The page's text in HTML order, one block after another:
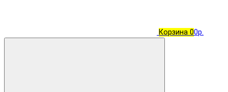
Корзина 00р.